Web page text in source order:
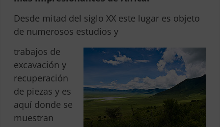
Desde mitad del siglo XX este lugar es objeto
de numerosos estudios y
trabajos de
excavación y
recuperación
de piezas y es
aquí donde se
muestran